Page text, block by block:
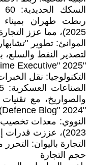
2025)، مما عزز التجارة الآسيوية.
"Maritime Executive" 2025).
التكنولوجيا: نقل
"Defence Blog" 2024).
2023)، عززت قدرات إيران على إنتاج الوقود النووي.
التجارة باليوان: التحرر
حجم التجارة